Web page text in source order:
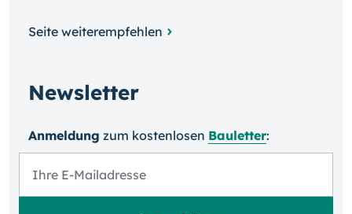
Seite weiterempfehlen
Newsletter
Anmeldung zum kosten­losen Bauletter: